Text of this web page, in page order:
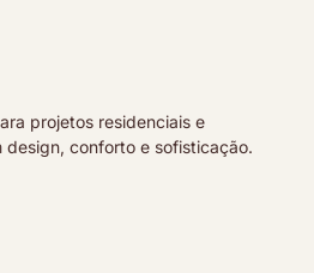
projetos residenciais e
conforto e sofisticação.